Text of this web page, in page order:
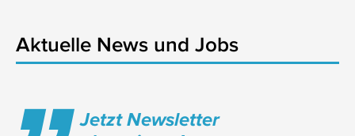
Aktuelle News und Jobs
Jetzt Newsletter